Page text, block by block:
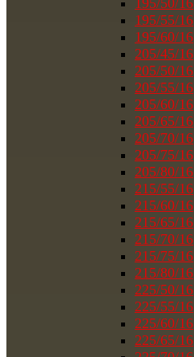
195/50/16
195/55/16
195/60/16
205/45/16
205/50/16
205/55/16
205/60/16
205/65/16
205/70/16
205/75/16
205/80/16
215/55/16
215/60/16
215/65/16
215/70/16
215/75/16
215/80/16
225/50/16
225/55/16
225/60/16
225/65/16